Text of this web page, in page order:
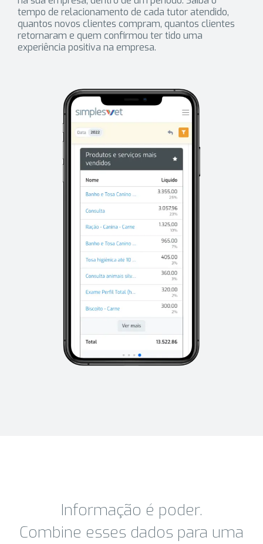
tempo de relacionamento de cada tutor atendido,
quantos novos clientes compram, quantos clientes
retornaram e quem confirmou ter tido uma
experiência positiva na empresa.
Informação é poder.
Combine esses dados para uma